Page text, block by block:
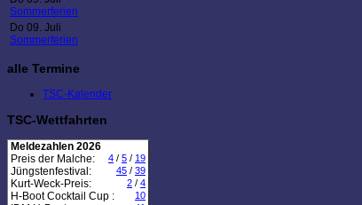
Sommerferien
Do 09. Juli
Sommerferien
alle Termine
TSC-Kalender
TSC-Wettfahrten
Meldezahlen 2026
Preis der Malche:
4 / 5 / 19
Jüngstenfestival: 45 / 39
Kurt-Weck-Preis: 2 / 4
H-Boot Cocktail Cup : 10